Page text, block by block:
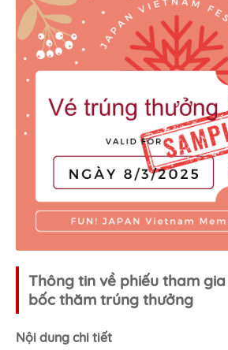
Thông tin về phiếu tham
bốc thăm trúng thưởng
Nội dung chi tiết